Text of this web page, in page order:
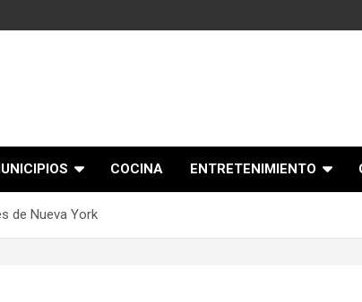
COCINA ENTRETENIMIENTO
de Nueva York